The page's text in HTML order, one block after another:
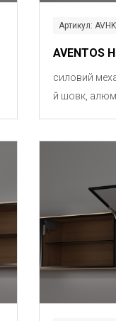
Артикул:
AVENTOS
силовий
й шовк,